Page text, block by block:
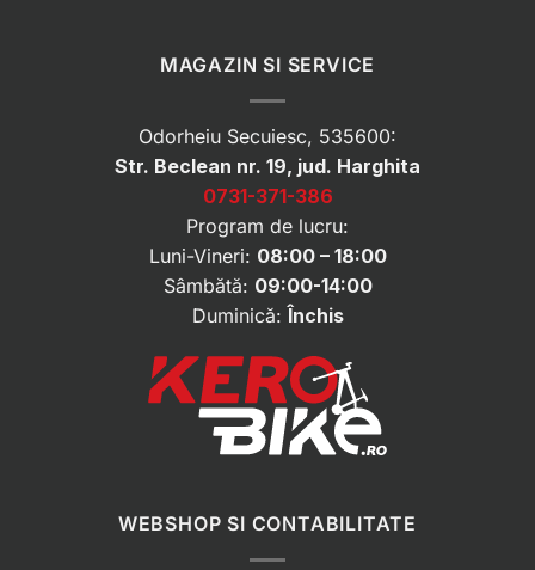
MAGAZIN SI SERVICE
Odorheiu Secuiesc, 535600:
Str. Beclean nr. 19, jud. Harghita
0731-371-386
Program de lucru:
Luni-Vineri: 08:00 – 18:00
Sâmbătă: 09:00-14:00
Duminică: Închis
WEBSHOP SI CONTABILITATE